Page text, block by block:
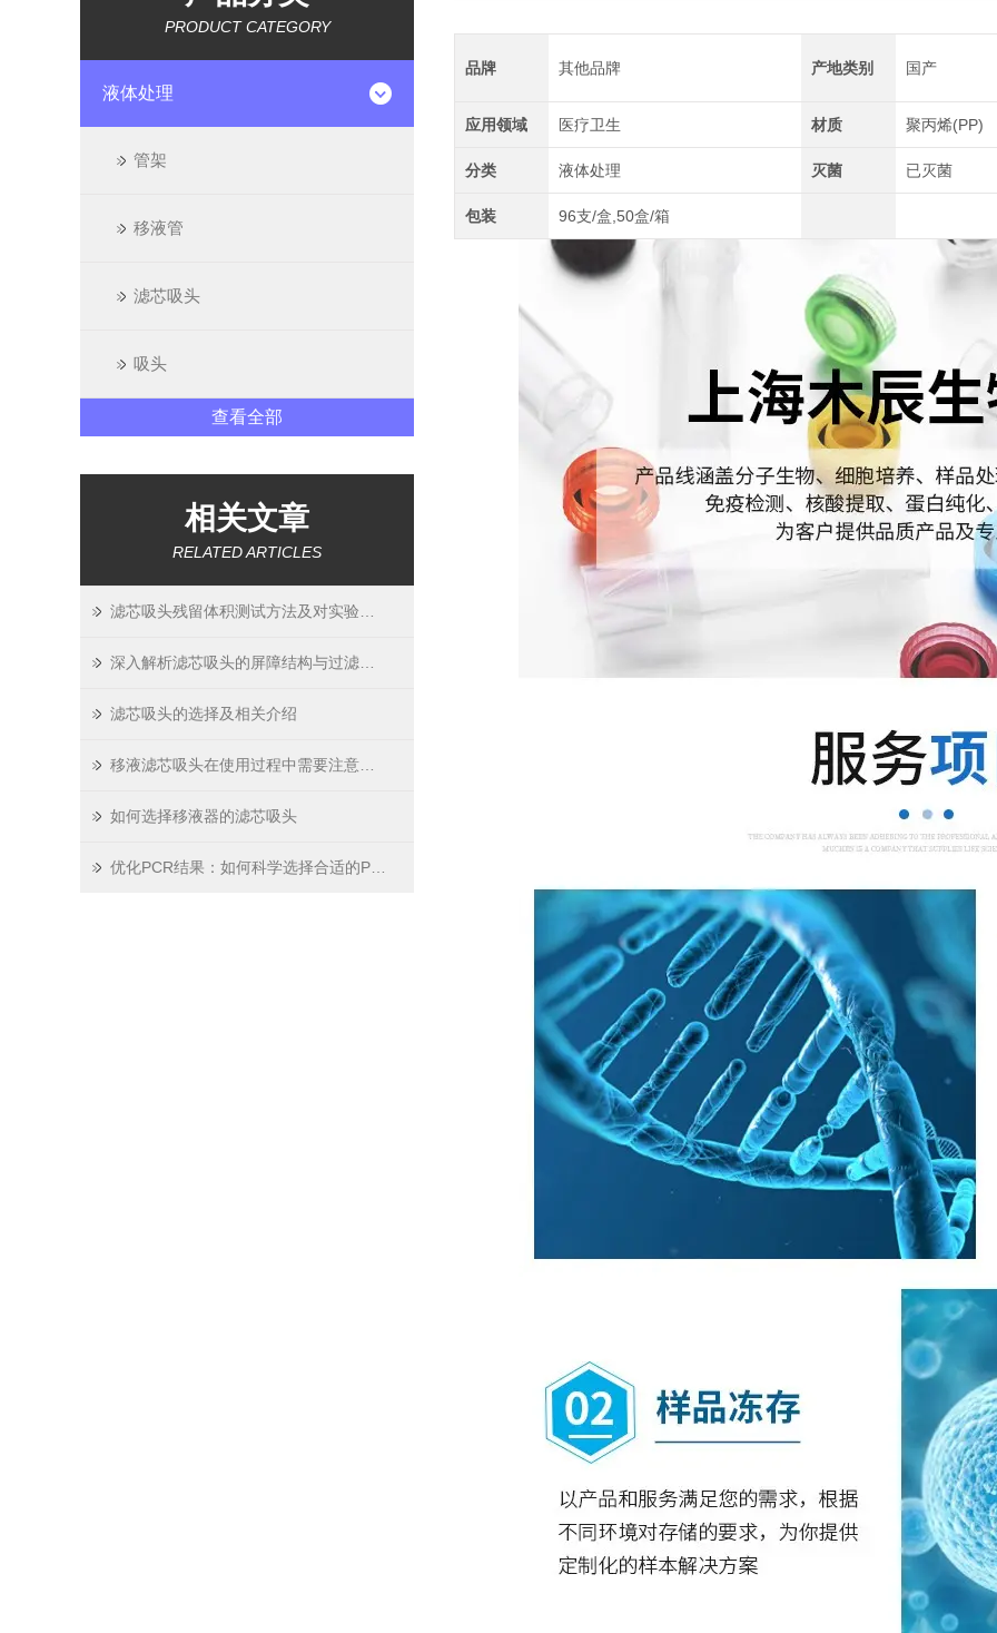
PRODUCT CATEGORY
液体处理
管架
移液管
滤芯吸头
吸头
查看全部
相关文章
RELATED ARTICLES
滤芯吸头的选择及相关介绍
如何选择移液器的滤芯吸头
品牌 其他品牌 产地类别 国产
应用领域 医疗卫生 材质 聚丙烯(PP)
分类 液体处理 灭菌 已灭菌
包装 96支/盒,50盒/箱